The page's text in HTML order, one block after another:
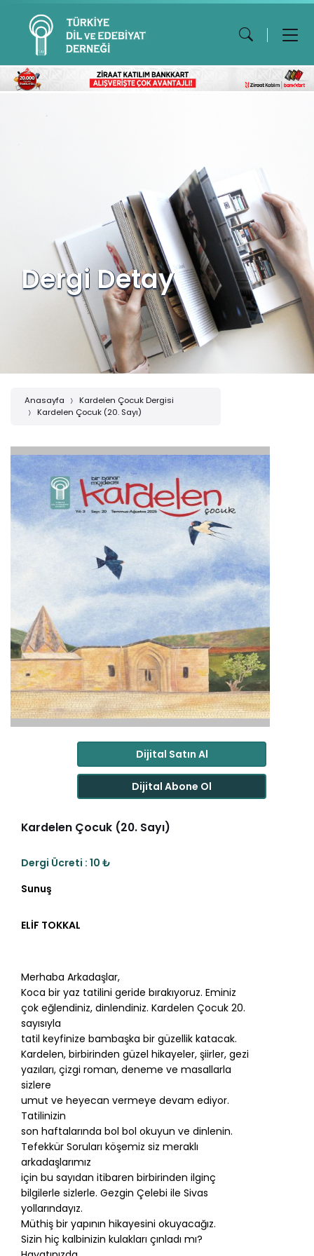
Dergi Detay
Anasayfa
Kardelen Çocuk Dergisi
Kardelen Çocuk (20. Sayı)
Dijital Satın Al
Dijital Abone Ol
Kardelen Çocuk (20. Sayı)
Dergi Ücreti : 10 ₺
Sunuş
ELİF TOKKAL
Merhaba Arkadaşlar,
Koca bir yaz tatilini geride bırakıyoruz. Eminiz
çok eğlendiniz, dinlendiniz. Kardelen Çocuk 20.
sayısıyla
tatil keyfinize bambaşka bir güzellik katacak.
Kardelen, birbirinden güzel hikayeler, şiirler, gezi
yazıları, çizgi roman, deneme ve masallarla
sizlere
umut ve heyecan vermeye devam ediyor.
Tatilinizin
son haftalarında bol bol okuyun ve dinlenin.
Tefekkür Soruları köşemiz siz meraklı
arkadaşlarımız
için bu sayıdan itibaren birbirinden ilginç
bilgilerle sizlerle. Gezgin Çelebi ile Sivas
yollarındayız.
Müthiş bir yapının hikayesini okuyacağız.
Sizin hiç kalbinizin kulakları çınladı mı?